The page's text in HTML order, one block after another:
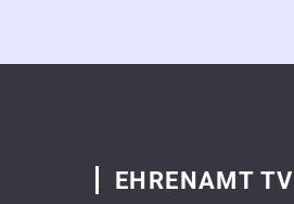
EHRENAMT TV